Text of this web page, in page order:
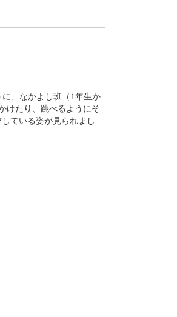
、なかよし班（1年生か
けたり、跳べるようにそ
ている姿が見られまし